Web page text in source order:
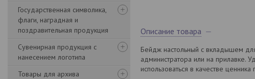
Государственная символика,
флаги, наградная и
поздравительная продукция
Сувенирная продукция с
нанесением логотипа
Товары для архива
Описание товара
Бейдж настольный с вкладышем
администратора или на прилавке.
использоваться в качестве